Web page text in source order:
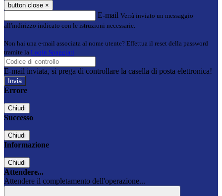
button close ×
E-mail Verrà inviato un messaggio
all'indirizzo indicato con le istruzioni necessarie.
Non hai una e-mail associata al nome utente? Effettua il reset della password
tramite la Login Spaggiari
E-mail inviata, si prega di controllare la casella di posta elettronica!
Errore
Chiudi
Successo
Chiudi
Informazione
Chiudi
Attendere...
Attendere il completamento dell'operazione...